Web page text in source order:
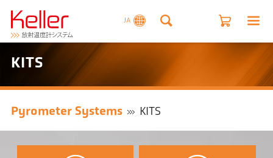
JA
KITS
Pyrometer Systems KITS